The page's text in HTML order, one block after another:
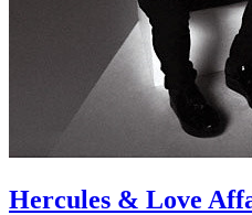
Hercules & Love